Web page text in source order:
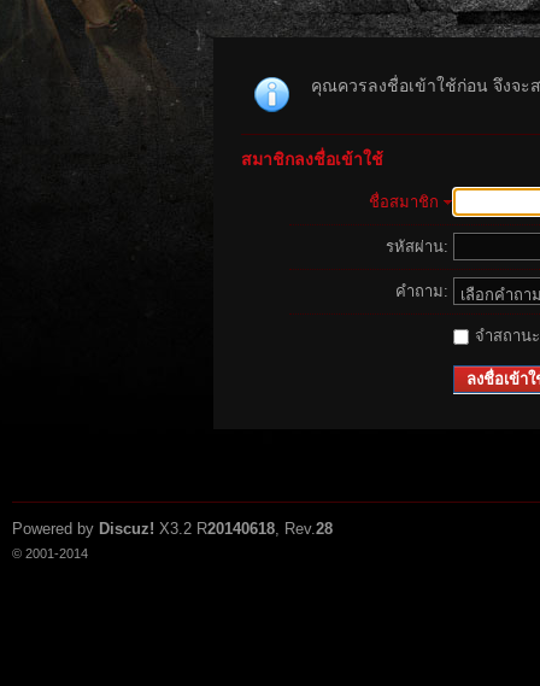
คุณควรลงชื่อเข้าใช้ก่อน จึงจะ
สมาชิกลงชื่อเข้าใช้
ชื่อสมาชิก
รหัสผ่าน:
คำถาม:
จำสถาน
ลงชื่อเข้าใ
Powered by Discuz! X3.2 R20140618, Rev.28
© 2001-2014